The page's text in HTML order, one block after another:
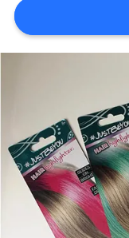
PRIVACY
POLICY